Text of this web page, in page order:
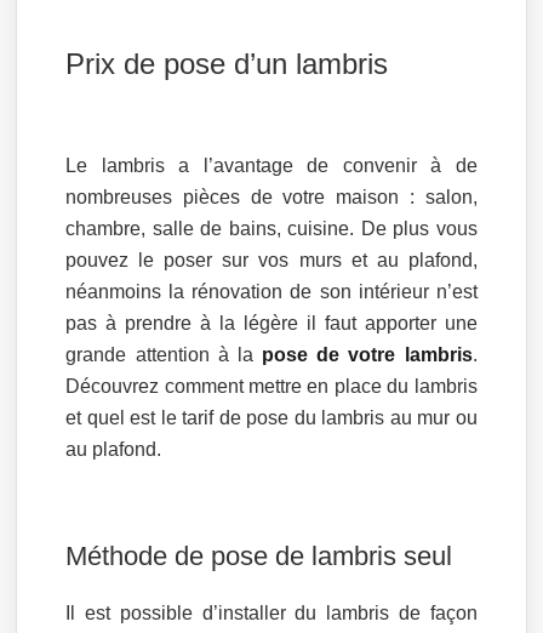
Prix de pose d’un lambris
Le lambris a l’avantage de convenir à de
nombreuses pièces de votre maison : salon,
chambre, salle de bains, cuisine. De plus vous
pouvez le poser sur vos murs et au plafond,
néanmoins la rénovation de son intérieur n’est
pas à prendre à la légère il faut apporter une
grande attention à la pose de votre lambris.
Découvrez comment mettre en place du lambris
et quel est le tarif de pose du lambris au mur ou
au plafond.
Méthode de pose de lambris seul
Il est possible d’installer du lambris de façon